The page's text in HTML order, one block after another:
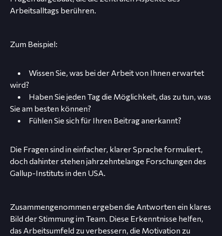
Arbeitsalltags berühren.
Zum Beispiel:
Wissen Sie, was bei der Arbeit von Ihnen erwartet
wird?
Haben Sie jeden Tag die Möglichkeit, das zu tun, was
Sie am besten können?
Fühlen Sie sich für Ihren Beitrag anerkannt?
Die Fragen sind in einfacher, klarer Sprache formuliert,
doch dahinter stehen jahrzehntelange Forschungen des
Gallup-Instituts in den USA.
Zusammengenommen ergeben die Antworten ein klares
Bild der Stimmung im Team. Diese Erkenntnisse helfen,
das Arbeitsumfeld zu verbessern, die Motivation zu